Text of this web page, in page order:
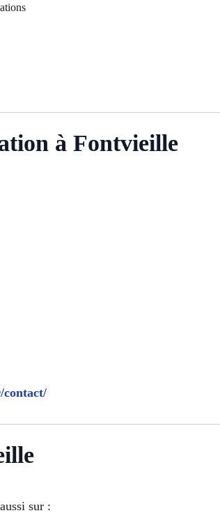
à Fontvieille
sur :